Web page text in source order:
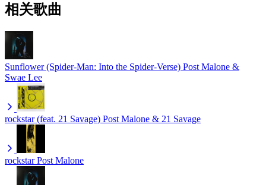
相关歌曲
Sunflower (Spider-Man: Into the Spider-Verse) Post Malone &
Swae Lee
rockstar (feat. 21 Savage) Post Malone & 21 Savage
rockstar Post Malone